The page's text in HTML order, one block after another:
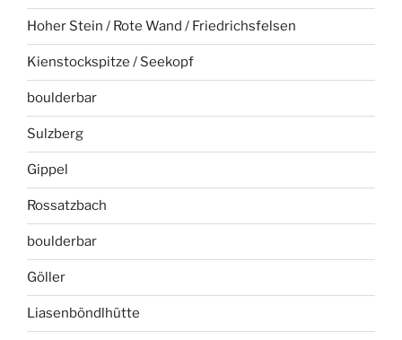
Hoher Stein / Rote Wand / Friedrichsfelsen
Kienstockspitze / Seekopf
boulderbar
Sulzberg
Gippel
Rossatzbach
boulderbar
Göller
Liasenböndlhütte